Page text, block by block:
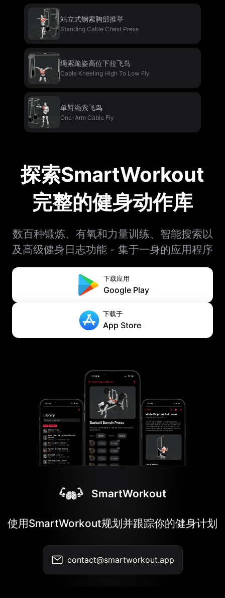
站立式钢索胸部推举
Standing Cable Chest Press
绳索跪姿高位下拉飞鸟
Cable Kneeling High To Low Fly
单臂绳索飞鸟
One-Arm Cable Fly
探索SmartWorkout
完整的健身动作库
数百种锻炼、有氧和力量训练、智能搜索以
及高级健身日志功能 - 集于一身的应用程序
下载应用
Google Play
下载于
App Store
SmartWorkout
使用SmartWorkout规划并跟踪你的健身计划
contact@smartworkout.app